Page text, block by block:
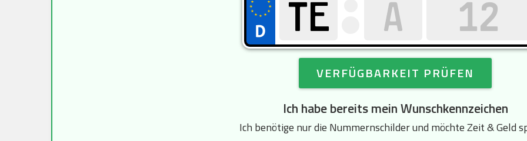
VERFÜGBARKEIT PRÜFEN
Ich habe bereits mein Wunschkennzeichen
Ich benötige nur die Nummernschilder und möchte Zeit & Geld